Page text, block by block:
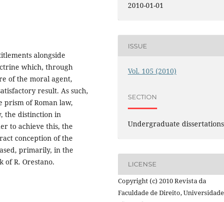
alongside
which, through
of the moral agent,
result. As such,
prism of Roman law,
the distinction in
to achieve this, the
conception of the
primarily, in the
R. Orestano.
2010-01-01
ISSUE
Vol. 105 (2010)
SECTION
Undergraduate dissertations
LICENSE
Copyright (c) 2010 Revista da
Faculdade de Direito,